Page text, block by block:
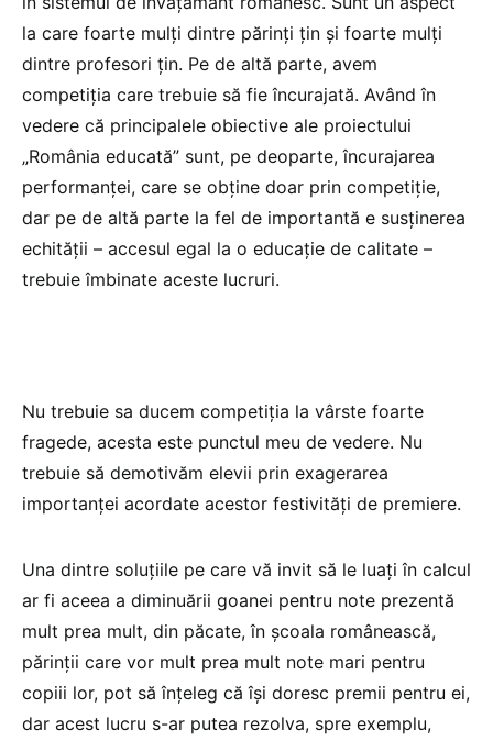
la care foarte mulți dintre părinți țin și foarte mulți
dintre profesori țin. Pe de altă parte, avem
competiția care trebuie să fie încurajată. Având în
vedere că principalele obiective ale proiectului
„România educată” sunt, pe deoparte, încurajarea
performanței, care se obține doar prin competiție,
dar pe de altă parte la fel de importantă e susținerea
echității – accesul egal la o educație de calitate –
trebuie îmbinate aceste lucruri.
Nu trebuie sa ducem competiția la vârste foarte
fragede, acesta este punctul meu de vedere. Nu
trebuie să demotivăm elevii prin exagerarea
importanței acordate acestor festivități de premiere.
Una dintre soluțiile pe care vă invit să le luați în calcul
ar fi aceea a diminuării goanei pentru note prezentă
mult prea mult, din păcate, în școala românească,
părinții care vor mult prea mult note mari pentru
copiii lor, pot să înțeleg că își doresc premii pentru ei,
dar acest lucru s-ar putea rezolva, spre exemplu,